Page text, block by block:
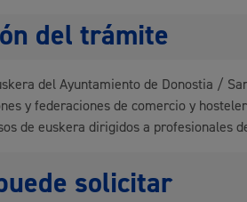
del trámite
del Ayuntamiento de Donostia /
y federaciones de comercio y
de euskera dirigidos a profesionales
solicitar